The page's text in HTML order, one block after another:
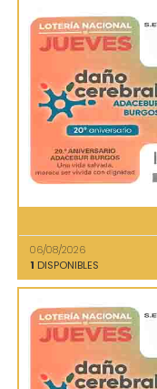
06/08/2026
1 DISPONIBLES